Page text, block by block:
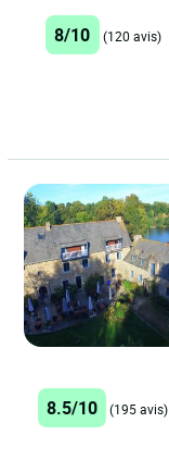
8/10 (120 avis)
8.5/10 (195 avis)